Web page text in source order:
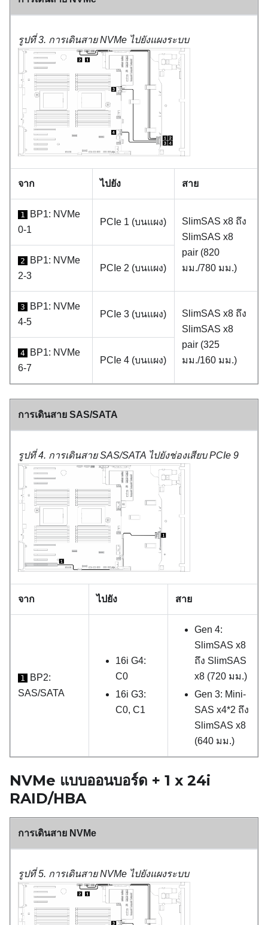
รูปที่ 3. การเดินสาย NVMe ไปยังแผงระบบ
จาก ไปยัง สาย
1
BP1: NVMe
0-1
PCIe 1 (บนแผง)
SlimSAS x8 ถึง
SlimSAS x8
pair (820
มม./780 มม.)
2
BP1: NVMe
2-3
PCIe 2 (บนแผง)
3
BP1: NVMe
4-5
PCIe 3 (บนแผง)
SlimSAS x8 ถึง
SlimSAS x8
pair (325
มม./160 มม.)
4
BP1: NVMe
6-7
PCIe 4 (บนแผง)
การเดินสาย SAS/SATA
รูปที่ 4. การเดินสาย SAS/SATA ไปยังช่องเสียบ PCIe 9
จาก ไปยัง สาย
1
BP2:
SAS/SATA
16i G4:
C0
16i G3:
C0, C1
Gen 4:
SlimSAS x8
ถึง SlimSAS
x8 (720 มม.)
Gen 3: Mini-
SAS x4*2 ถึง
SlimSAS x8
(640 มม.)
NVMe แบบออนบอร์ด + 1 x 24i
RAID/HBA
การเดินสาย NVMe
รูปที่ 5. การเดินสาย NVMe ไปยังแผงระบบ